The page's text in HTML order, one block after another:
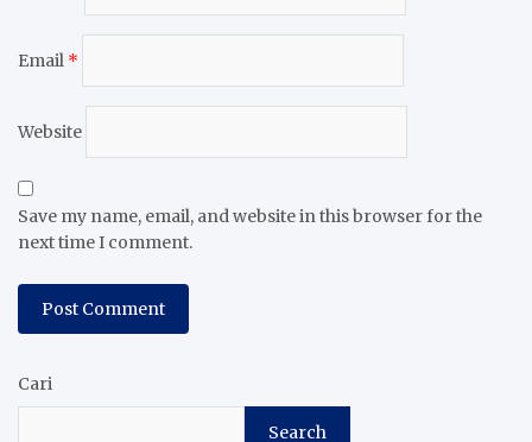
Email *
Website
Save my name, email, and website in this browser for the
next time I comment.
Cari
Search